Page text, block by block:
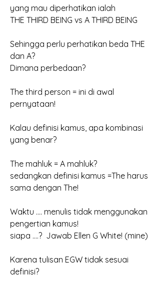
yang mau diperhatikan ialah
THE THIRD BEING vs A THIRD BEING
Sehingga perlu perhatikan beda THE
dan A?
Dimana perbedaan?
The third person = ini di awal
pernyataan!
Kalau definisi kamus, apa kombinasi
yang benar?
The mahluk = A mahluk?
sedangkan definisi kamus =The harus
sama dengan The!
Waktu …. menulis tidak menggunakan
pengertian kamus!
siapa ….?  Jawab Ellen G White! (mine)
Karena tulisan EGW tidak sesuai
definisi?